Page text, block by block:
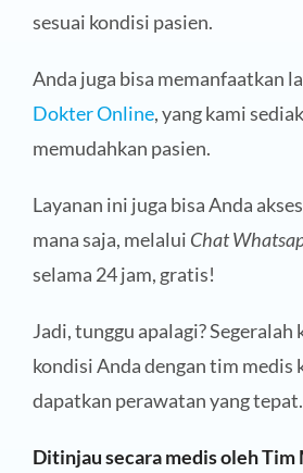
sesuai kondisi pasien.
Anda juga bisa memanfaatkan
Dokter Online, yang kami
memudahkan pasien.
Layanan ini juga bisa Anda
mana saja, melalui Chat
selama 24 jam, gratis!
Jadi, tunggu apalagi?
kondisi Anda dengan tim medis
dapatkan perawatan yang tepat.
Ditinjau secara medis oleh